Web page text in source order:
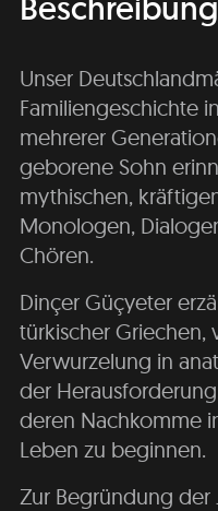
Unser
Familiengeschichte
mehrerer
geborene Sohn
mythischen,
Monologen,
Chören.
Dinçer Güçyeter
türkischer Griechen,
Verwurzelung in
der
deren Nachkomme
Leben zu beginnen.
Zur Begründung der